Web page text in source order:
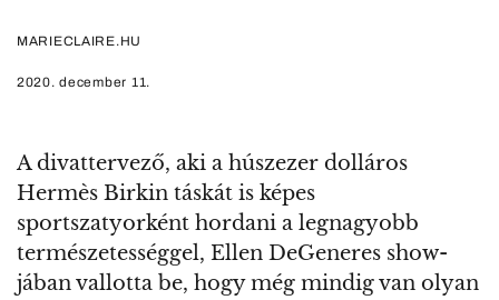
MARIECLAIRE.HU
2020. december 11.
A divattervező, aki a húszezer dolláros
Hermès Birkin táskát is képes
sportszatyorként hordani a legnagyobb
természetességgel, Ellen DeGeneres show-
jában vallotta be, hogy még mindig van olyan